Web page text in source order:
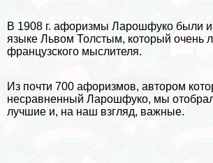
В 1908 г. афоризмы Ларошфуко были
языке Львом Толстым, который очень
французского мыслителя.
Из почти 700 афоризмов, автором
несравненный Ларошфуко, мы
лучшие и, на наш взгляд, важные.